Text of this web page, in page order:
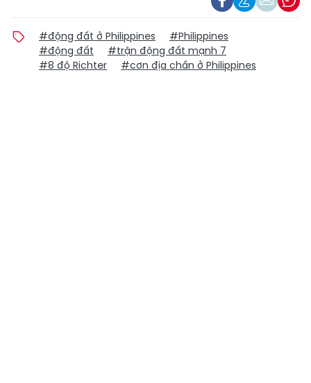
#động đất ở Philippines
#Philippines
#động đất
#trận động đất mạnh 7
#8 độ Richter
#cơn địa chấn ở Philippines